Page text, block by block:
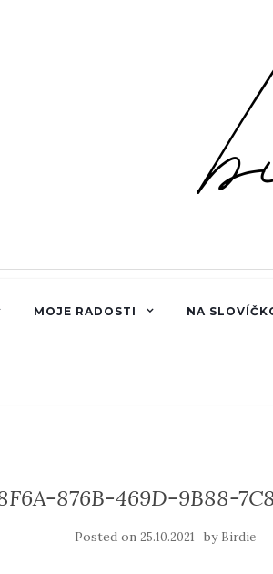
MOJE RADOSTI NA
876B-469D-9B88-
Posted on 25.10.2021 by Birdie